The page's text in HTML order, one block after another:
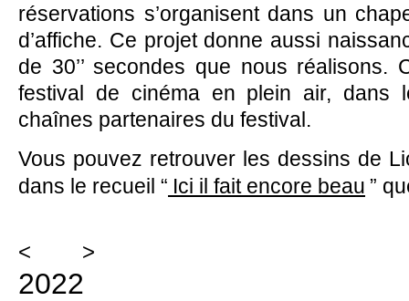
réservations s’organisent dans un
d’affiche. Ce projet donne aussi
de 30’’ secondes que nous
festival de cinéma en plein air, dans
chaînes partenaires du festival.
Vous pouvez retrouver les dessins de
dans le recueil “ Ici il fait encore beau ”
< >
2022